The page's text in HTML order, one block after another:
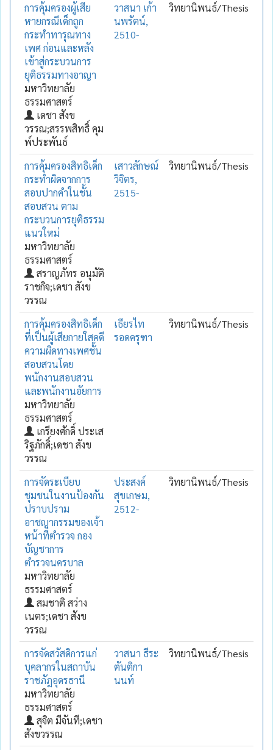
การคุ้มครองผู้เสีย
หายกรณีเด็กถูก
กระทำทารุณทาง
เพศ ก่อนและหลัง
เข้าสู่กระบวนการ
ยุติธรรมทางอาญา
มหาวิทยาลัย
ธรรมศาสตร์
เดชา สังข
วรรณ;สรรพสิทธิ์ คุม
พ์ประพันธ์
วาสนา เก้า
นพรัตน์,
2510-
วิทยานิพนธ์/Thesis
การคุ้มครองสิทธิเด็ก
กระทำผิดจากการ
สอบปากคำในชั้น
สอบสวน ตาม
กระบวนการยุติธรรม
แนวใหม่
มหาวิทยาลัย
ธรรมศาสตร์
สราญภัทร อนุมัติ
ราชกิจ;เดชา สังข
วรรณ
เสาวลักษณ์
วิจิตร,
2515-
วิทยานิพนธ์/Thesis
การคุ้มครองสิทธิเด็ก
ที่เป็นผู้เสียกายใสคดี
ความผิดทางเพศชั้น
สอบสวนโดย
พนักงานสอบสวน
และพนักงานอัยการ
มหาวิทยาลัย
ธรรมศาสตร์
เกรียงศักดิ์ ประเส
ริฐภักดิ์;เดชา สังข
วรรณ
เธียรไท
รอดครุฑา
วิทยานิพนธ์/Thesis
การจัดระเบียบ
ชุมชนในงานป้องกัน
ปราบปราม
อาชญากรรมของเจ้า
หน้าที่ตำรวจ กอง
บัญชาการ
ตำรวจนครบาล
มหาวิทยาลัย
ธรรมศาสตร์
สมชาติ สว่าง
เนตร;เดชา สังข
วรรณ
ประสงค์
สุขเกษม,
2512-
วิทยานิพนธ์/Thesis
การจัดสวัสดิการแก่
บุคลากรในสถาบัน
ราชภัฎอุดรธานี
มหาวิทยาลัย
ธรรมศาสตร์
สุจิต มีจันที;เดชา
สังขวรรณ
วาสนา ธีระ
ตันติกา
นนท์
วิทยานิพนธ์/Thesis